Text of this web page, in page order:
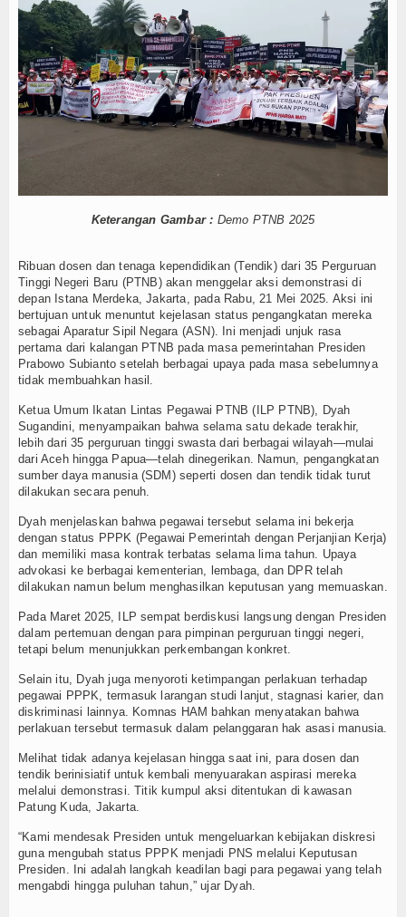
Tokoh
Ceramah
Hikmah
Index Berita
Forum
2 Agustus Ada Hari Paranormal, Hari Saudara
Hari Kanker Paru-Paru Sedunia 1 Agustus:
National Girlfriend Day 1 Agustus: Bukan
UPN Veteran Jatim Hadirkan AI untuk Deteksi
Prabowo Tantang Daerah Berlomba Jadi Kota
ISPA Mengintai di Musim Kemarau, Dokter
National Chocolate Chip Cookie Day 4 Agustus:
Jadwal dan Venue Semifinal Piala Presiden
2 Agustus Ada Hari Paranormal, Hari Saudara
National Girlfriend Day 1 Agustus: Bukan
UPN Veteran Jatim Hadirkan AI untuk Deteksi
Prabowo Tantang Daerah Berlomba Jadi Kota
ISPA Mengintai di Musim Kemarau, Dokter
National Chocolate Chip Cookie Day 4 Agustus:
Jadwal dan Venue Semifinal Piala Presiden 2026
Keterangan Gambar : Demo PTNB 2025
Ribuan dosen dan tenaga kependidikan (Tendik) dari 35 Perguruan
Tinggi Negeri Baru (PTNB) akan menggelar aksi demonstrasi di
depan Istana Merdeka, Jakarta, pada Rabu, 21 Mei 2025. Aksi ini
bertujuan untuk menuntut kejelasan status pengangkatan mereka
sebagai Aparatur Sipil Negara (ASN). Ini menjadi unjuk rasa
pertama dari kalangan PTNB pada masa pemerintahan Presiden
Prabowo Subianto setelah berbagai upaya pada masa sebelumnya
tidak membuahkan hasil.
Ketua Umum Ikatan Lintas Pegawai PTNB (ILP PTNB), Dyah
Sugandini, menyampaikan bahwa selama satu dekade terakhir,
lebih dari 35 perguruan tinggi swasta dari berbagai wilayah—mulai
dari Aceh hingga Papua—telah dinegerikan. Namun, pengangkatan
sumber daya manusia (SDM) seperti dosen dan tendik tidak turut
dilakukan secara penuh.
Dyah menjelaskan bahwa pegawai tersebut selama ini bekerja
dengan status PPPK (Pegawai Pemerintah dengan Perjanjian Kerja)
dan memiliki masa kontrak terbatas selama lima tahun. Upaya
advokasi ke berbagai kementerian, lembaga, dan DPR telah
dilakukan namun belum menghasilkan keputusan yang memuaskan.
Pada Maret 2025, ILP sempat berdiskusi langsung dengan Presiden
dalam pertemuan dengan para pimpinan perguruan tinggi negeri,
tetapi belum menunjukkan perkembangan konkret.
Selain itu, Dyah juga menyoroti ketimpangan perlakuan terhadap
pegawai PPPK, termasuk larangan studi lanjut, stagnasi karier, dan
diskriminasi lainnya. Komnas HAM bahkan menyatakan bahwa
perlakuan tersebut termasuk dalam pelanggaran hak asasi manusia.
Melihat tidak adanya kejelasan hingga saat ini, para dosen dan
tendik berinisiatif untuk kembali menyuarakan aspirasi mereka
melalui demonstrasi. Titik kumpul aksi ditentukan di kawasan
Patung Kuda, Jakarta.
“Kami mendesak Presiden untuk mengeluarkan kebijakan diskresi
guna mengubah status PPPK menjadi PNS melalui Keputusan
Presiden. Ini adalah langkah keadilan bagi para pegawai yang telah
mengabdi hingga puluhan tahun,” ujar Dyah.